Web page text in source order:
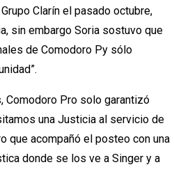
Clarín el pasado octubre,
sin embargo Soria sostuvo que
de Comodoro Py sólo
Comodoro Pro solo garantizó
una Justicia al servicio de
que acompañó el posteo con una
donde se los ve a Singer y a